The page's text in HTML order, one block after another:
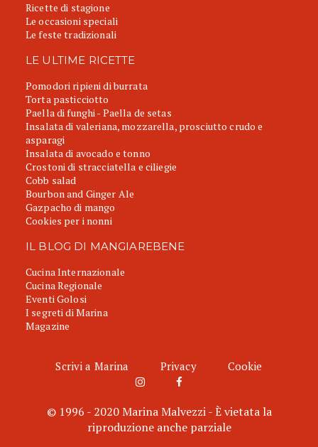
Ricette di stagione
Le occasioni speciali
Le feste tradizionali
LE ULTIME RICETTE
Pomodori ripieni di burrata
Torta pasticciotto
Paella di funghi - Paella de setas
Insalata di valeriana, mozzarella, prosciutto crudo e
asparagi
Insalata di avocado e tonno
Crostoni di stracciatella e ciliegie
Cobb salad
Bourbon and Ginger Ale
Gazpacho di mango
Cookies per i nonni
IL BLOG DI MANGIAREBENE
Cucina Internazionale
Cucina Regionale
Eventi Golosi
I segreti di Marina
Magazine
Scrivi a Marina Privacy Cookie
© 1996 - 2020 Marina Malvezzi - È vietata la
riproduzione anche parziale